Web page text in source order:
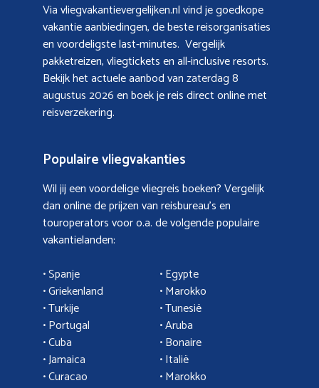
Via vliegvakantievergelijken.nl vind je goedkope
vakantie aanbiedingen, de beste reisorganisaties
en voordeligste last-minutes. Vergelijk
pakketreizen, vliegtickets en all-inclusive resorts.
Bekijk het actuele aanbod vanzaterdag 8
augustus 2026en boek je reis direct online met
reisverzekering.
Populaire vliegvakanties
Wil jij een voordelige vliegreis boeken? Vergelijk
dan online de prijzen van reisbureau’s en
touroperators voor o.a. de volgende populaire
vakantielanden:
• Spanje
• Griekenland
• Turkije
•Portugal
•Cuba
•Jamaica
• Curacao
• Egypte
•Marokko
• Tunesië
•Aruba
• Bonaire
•Italië
•Marokko